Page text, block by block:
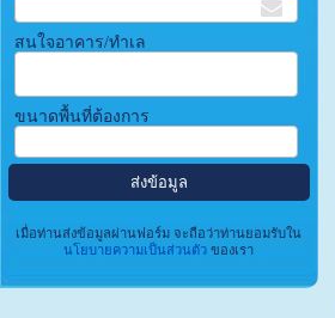
สนใจอาคาร/ทำเล
ขนาดพื้นที่ต้องการ
เมื่อท่านส่งข้อมูลผ่านฟอร์ม จะถือว่าท่านยอมรับใน
นโยบายความเป็นส่วนตัวของเรา